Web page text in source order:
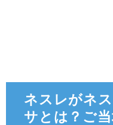
ネスレがネ
サとは？ご